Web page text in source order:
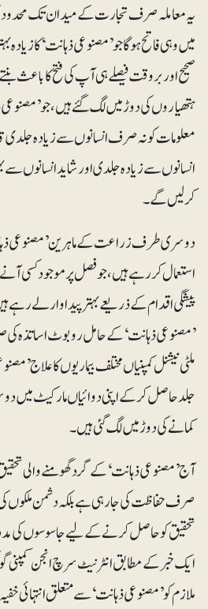
یہ معاملہ صرف تجارت کے میدان تک محدود
میں وہی فاتح ہوگا جو ’مصنوعی ذہانت‘ کا
صحیح اور بروقت فیصلے ہی آپ کی فتح کا باعث
ہتھیاروں کی دوڑ میں لگ گئے ہیں، جو
معلومات کو نہ صرف انسانوں سے زیادہ جلدی
انسانوں سے زیادہ جلدی اور شاید انسانوں سے
کرلیں گے۔
دوسری طرف زراعت کے ماہرین ’مصنوعی
استعمال کررہے ہیں، جو فصل پر موجود کسی آنے
پیشگی اقدام کے ذریعے بہتر پیداوار لے رہے
’مصنوعی ذہانت‘ کے حامل روبوٹ اساتذہ کی
ملٹی نیشنل کمپنیاں مختلف بیماریوں کا علاج
جلد حاصل کرکے اپنی دوائیاں مارکیٹ میں
کمانے کی دوڑ میں لگ گئی ہیں۔
آج ’مصنوعی ذہانت‘ کے گرد گھومنے والی
صرف حفاظت کی جارہی ہے بلکہ دشمن ملکوں
تحقیق کو حاصل کرنے کے لیے جاسوسوں کی
ایک خبر کے مطابق انٹرنیٹ سرچ انجن کمپنی
ملازم کو ’مصنوعی ذہانت‘ سے متعلق انتہائی